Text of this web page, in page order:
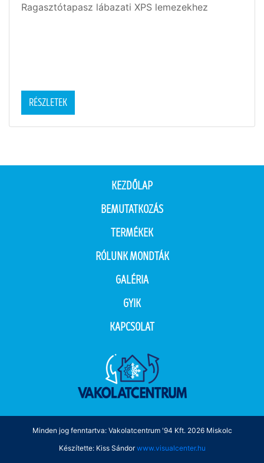
Ragasztótapasz lábazati XPS lemezekhez
RÉSZLETEK
KEZDŐLAP
BEMUTATKOZÁS
TERMÉKEK
RÓLUNK MONDTÁK
GALÉRIA
GYIK
KAPCSOLAT
Minden jog fenntartva: Vakolatcentrum '94 Kft. 2026 Miskolc
Készítette: Kiss Sándorwww.visualcenter.hu